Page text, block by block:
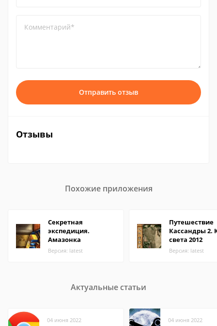
Комментарий*
Отправить отзыв
Отзывы
Похожие приложения
Секретная
экспедиция.
Амазонка
Версия: latest
Путешествие
Кассандры 2.
света 2012
Версия: latest
Актуальные статьи
04 июня 2022 04 июня 2022